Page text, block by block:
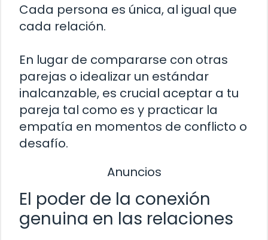
Cada persona es única, al igual que
cada relación.
En lugar de compararse con otras
parejas o idealizar un estándar
inalcanzable, es crucial aceptar a tu
pareja tal como es y practicar la
empatía en momentos de conflicto o
desafío.
Anuncios
El poder de la conexión
genuina en las relaciones